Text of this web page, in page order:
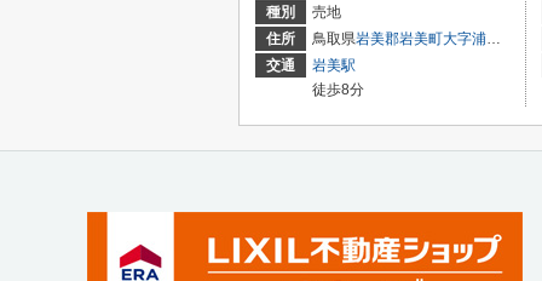
種別
売地
住所
鳥取県岩美郡岩美町大字浦富
交通
岩美駅
徒歩8分